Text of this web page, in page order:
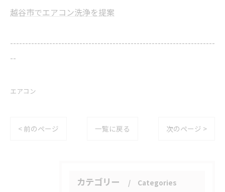
越谷市でエアコン洗浄を提案
--------------------------------------------------------------------
--
エアコン
< 前のページ 一覧に戻る 次のページ >
カテゴリー Categories